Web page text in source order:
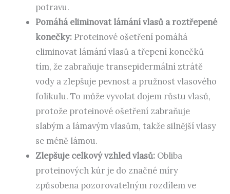
potravu.
Pomáhá eliminovat lámání vlasů a roztřepené
konečky: Proteinové ošetření pomáhá
eliminovat lámání vlasů a třepení konečků
tím, že zabraňuje transepidermální ztrátě
vody a zlepšuje pevnost a pružnost vlasového
folikulu. To může vyvolat dojem růstu vlasů,
protože proteinové ošetření zabraňuje
slabým a lámavým vlasům, takže silnější vlasy
se méně lámou.
Zlepšuje celkový vzhled vlasů: Obliba
proteinových kúr je do značné míry
způsobena pozorovatelným rozdílem ve